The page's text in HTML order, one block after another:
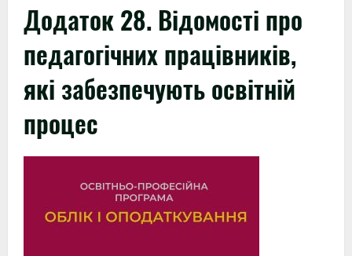
Додаток 28. Відомості про
педагогічних працівників,
які забезпечують освітній
процес